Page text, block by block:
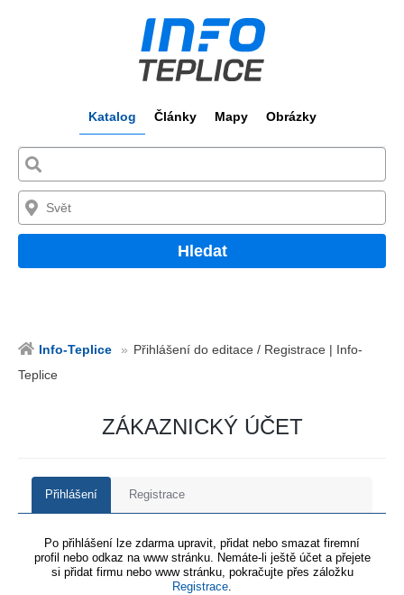
Katalog Články Mapy Obrázky
Hledat
Info-Teplice
Přihlášení do editace / Registrace | Info-
Teplice
ZÁKAZNICKÝ ÚČET
Přihlášení Registrace
Po přihlášení lze zdarma upravit, přidat nebo smazat firemní
profil nebo odkaz na www stránku. Nemáte-li ještě účet a přejete
si přidat firmu nebo www stránku, pokračujte přes záložku
Registrace.